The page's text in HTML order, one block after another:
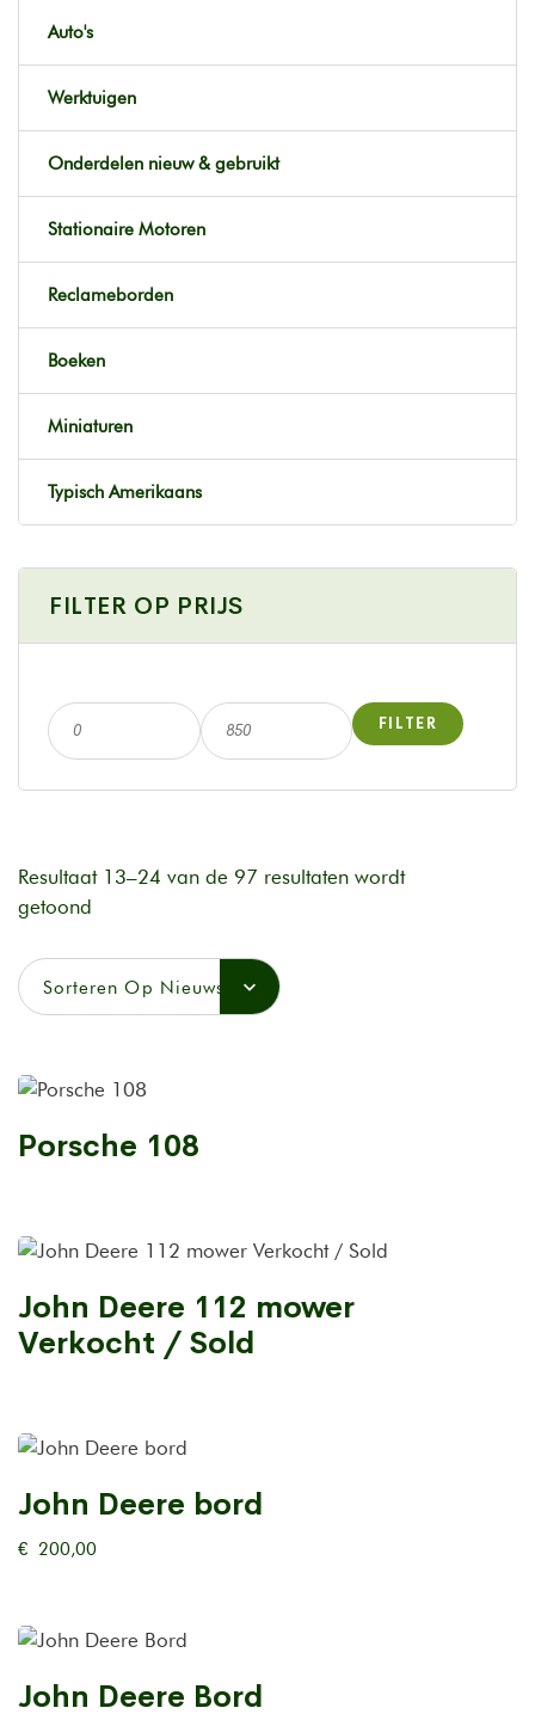
Resultaat 13–24 van de 97 resultaten wordt
getoond
Sorteren Op Nieuwste
Porsche 108
John Deere 112 mower
Verkocht / Sold
John Deere bord
€ 200,00
John Deere Bord
Auto's
Werktuigen
Onderdelen nieuw & gebruikt
Stationaire Motoren
Reclameborden
Boeken
Miniaturen
Typisch Amerikaans
FILTER OP PRIJS
FILTER